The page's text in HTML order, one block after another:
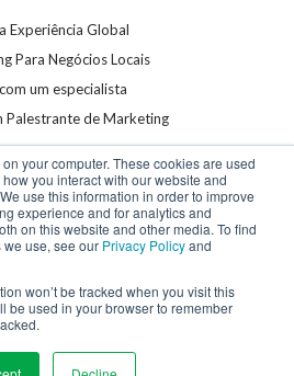
your computer. These cookies are used
you interact with our website and
use this information in order to improve
experience and for analytics and
on this website and other media. To find
use, see our Privacy Policyand
won’t be tracked when you visit this
be used in your browser to remember
Experiência Global
Para Negócios Locais
um especialista
Palestrante de Marketing
direitos reservados. WSI é uma
registrada.